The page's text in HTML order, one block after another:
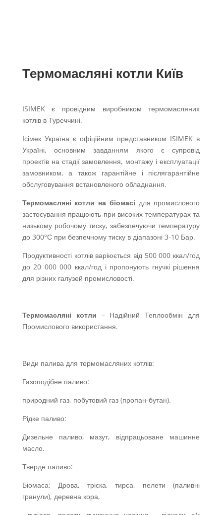
Термомасляні котли Київ
ISIMEK є провідним виробником термомасляних
котлів в Туреччині.
Ісімек Україна є офіційним представником ISIMEK в
Україні, основним завданням якого є супровід
проектів на стадії замовлення, монтажу і експлуатації
замовником, а також гарантійне і післягарантійне
обслуговування встановленого обладнання.
Термомасляні котли на біомасі для промислового
застосування працюють при високих температурах та
низькому робочому тиску, забезпечуючи температуру
до 300°С при безпечному тиску в діапазоні 3-10 Бар.
Продуктивності котлів варіюється від 500 000 ккал/год
до 20 000 000 ккал/год і пропонують гнучкі рішення
для різних галузей промисловості.
Термомасляні котли – Надійний Теплообмін для
Промислового використання.
Види палива для термомасляних котлів:
Газоподібне паливо:
природний газ, побутовий газ (пропан-бутан).
Рідке паливо:
Дизельне паливо, мазут, відпрацьоване машинне
масло.
Тверде паливо:
Біомаса: Дрова, тріска, тирса, пелети (паливні
гранули), деревна кора,